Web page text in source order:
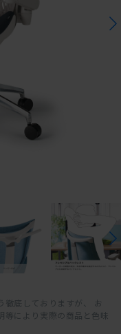
徹底しておりますが、 お
等により実際の商品と色味